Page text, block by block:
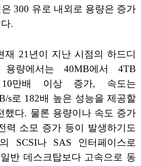
300 유로 내외로 용량은 증가
.
재 21년이 지난 시점의 하드디
량에서는 40MB에서 4TB
10만배 이상 증가, 속도는
s로 182배 높은 성능을 제공할
했다. 물론 용량이나 속도 증가
력 소모 증가 등이 발생하기도
SCSI나 SAS 인터페이스로
반 데스크탑보다 고속으로 동